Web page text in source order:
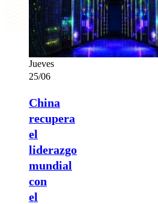
Jueves
25/06
China
recupera
el
liderazgo
mundial
con
el